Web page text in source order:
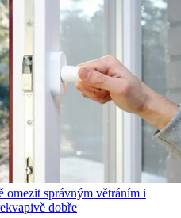
omezit správným větráním i
dobře